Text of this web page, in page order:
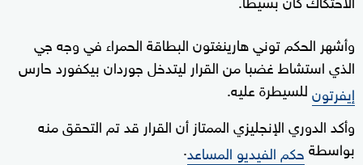
وأشهر الحكم توني هارينغتون البطاقة الحمراء في وجه جي
الذي استشاط غضبا من القرار ليتدخل جوردان بيكفورد حارس
إيفرتونللسيطرة عليه.
وأكد الدوري الإنجليزي الممتاز أن القرار قد تم التحقق منه
بواسطةحكم الفيديو المساعد.